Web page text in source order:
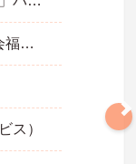
■社会福祉主事 ■社会福祉士
ス）